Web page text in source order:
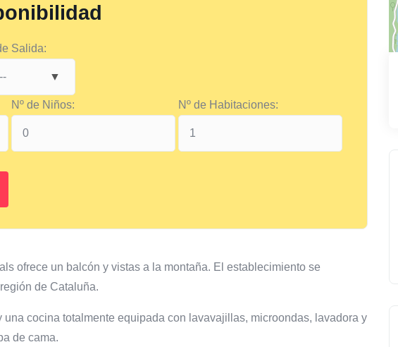
Salida:
Nº de Niños: Nº de Habitaciones:
ofrece un balcón y vistas a la montaña. El establecimiento se
de Cataluña.
una cocina totalmente equipada con lavavajillas, microondas, lavadora y
de cama.